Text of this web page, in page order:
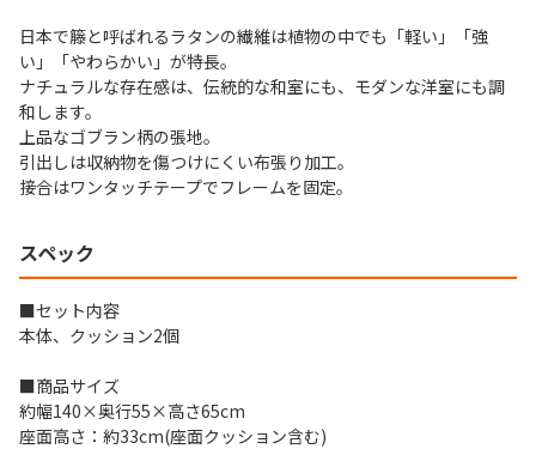
日本で籐と呼ばれるラタンの繊維は植物の中でも「軽い」「強
い」「やわらかい」が特長。
ナチュラルな存在感は、伝統的な和室にも、モダンな洋室にも調
和します。
上品なゴブラン柄の張地。
引出しは収納物を傷つけにくい布張り加工。
接合はワンタッチテープでフレームを固定。
スペック
■セット内容
本体、クッション2個
■商品サイズ
約幅140×奥行55×高さ65cm
座面高さ：約33cm(座面クッション含む)